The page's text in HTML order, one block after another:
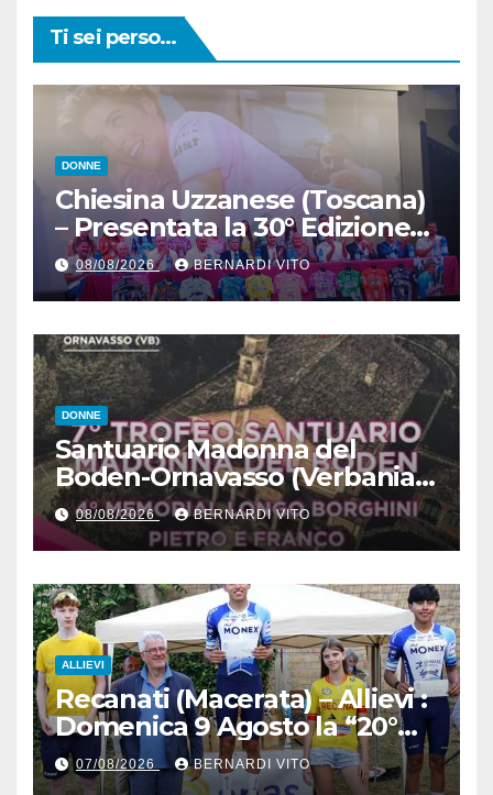
Ti sei perso...
DONNE
Chiesina Uzzanese (Toscana)
– Presentata la 30° Edizione
del Giro della Toscana
Femminile : Si disputerà dal
27 al 30 Agosto 2026
08/08/2026 BERNARDI VITO
DONNE
Santuario Madonna del
Boden-Ornavasso (Verbania)
– Ciclismo Femminile : Sabato
8 Agosto il 7° Trofeo
Santuario Madonna del
Boden per le Esordienti,
Allieve e Juniors
08/08/2026 BERNARDI VITO
ALLIEVI
Recanati (Macerata) – Allievi :
Domenica 9 Agosto la “20°
Mare e Monti” nelle terre del
grande Poeta Italiano
07/08/2026 BERNARDI VITO